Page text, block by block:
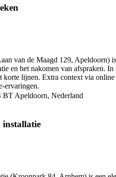
van de Maagd 129, Apeldoorn)
en het nakomen van afspraken.
korte lijnen. Extra context via
ervaringen.
BT Apeldoorn, Nederland
installatie